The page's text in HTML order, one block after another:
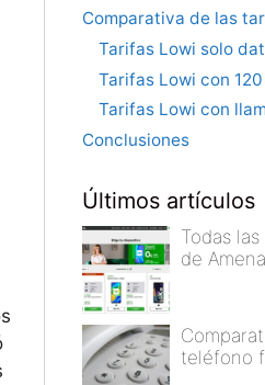
Comparativa de las
Tarifas Lowi solo
Tarifas Lowi con
Tarifas Lowi con
Conclusiones
Últimos artículos
Todas
de Amena
teléfono